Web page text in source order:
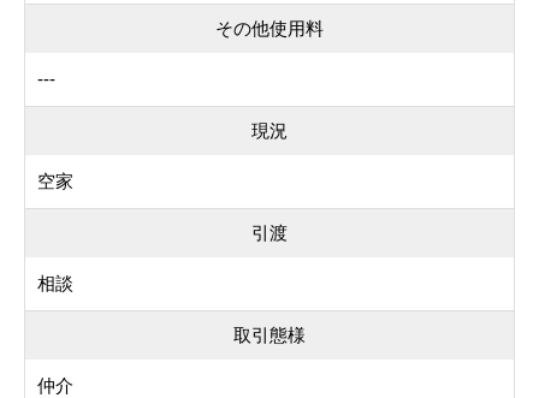
その他使用料
---
現況
空家
引渡
相談
取引態様
仲介